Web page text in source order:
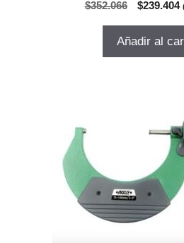
$352.066
El
original
$239.404
Añadir al